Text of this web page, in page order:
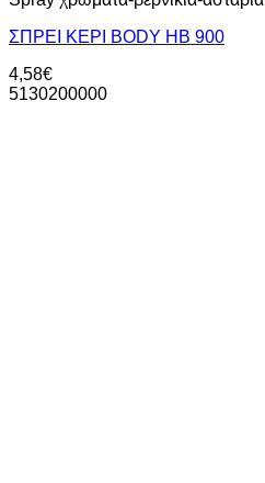
ΣΠΡΕΙ KEΡΙ ΒΟDY HB 900
4,58€
5130200000